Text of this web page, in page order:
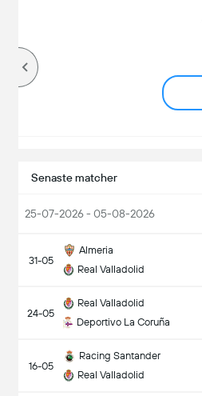
Senaste matcher
25-07-2026 - 05-08-2026
31-05
Almeria
Real Valladolid
24-05
Real Valladolid
Deportivo La Coruña
16-05
Racing Santander
Real Valladolid